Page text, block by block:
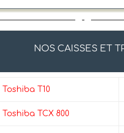
-
NOS CAISSES ET
Toshiba T10
Toshiba TCX 800